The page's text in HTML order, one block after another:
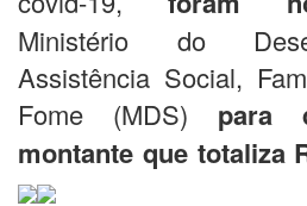
Ministério do
Assistência Social,
Fome (MDS) para
montante que totaliza